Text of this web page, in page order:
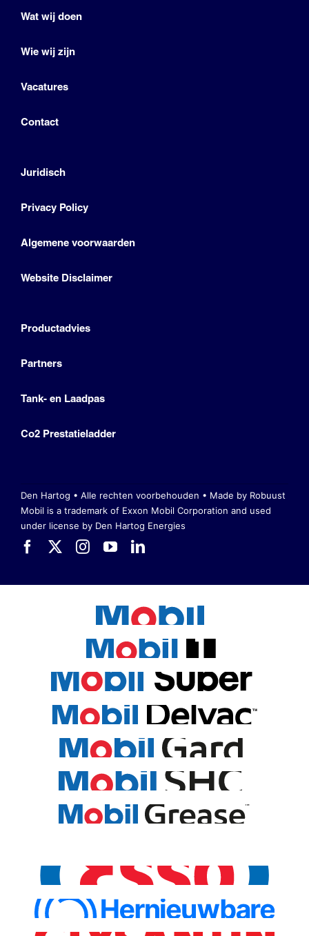
Wat wij doen
Wie wij zijn
Vacatures
Contact
Juridisch
Privacy Policy
Algemene voorwaarden
Website Disclaimer
Productadvies
Partners
Tank- en Laadpas
Co2 Prestatieladder
Den Hartog • Alle rechten voorbehouden • Made by Robuust
Mobil is a trademark of Exxon Mobil Corporation and used
under license by Den Hartog Energies